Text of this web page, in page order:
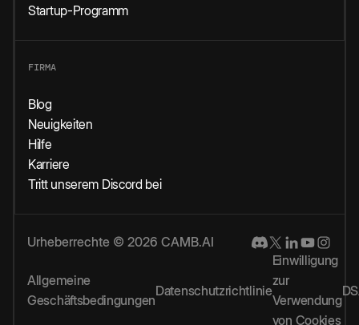
Startup-Programm
FIRMA
Blog
Neuigkeiten
Hilfe
Karriere
Tritt unserem Discord bei
Urheberrechte © 2026 CAMB.AI
Allgemeine
Geschäftsbedingungen
Datenschutzrichtlinie
Einwilligung
zur
Verwendung
von Cookies